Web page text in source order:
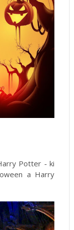
Potter - ki
a Harry